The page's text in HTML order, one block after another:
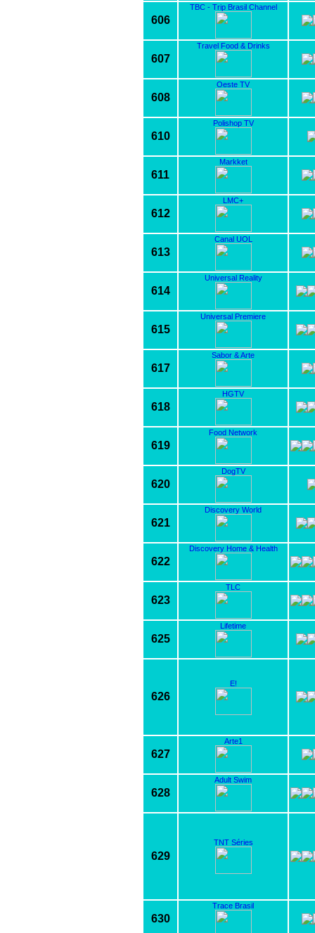
606
TBC - Trip Brasil Channel
607
Travel Food & Drinks
608
Oeste TV
610
Polishop TV
611
Markket
612
LMC+
613
Canal UOL
614
Universal Reality
615
Universal Premiere
617
Sabor & Arte
618
HGTV
619
Food Network
620
DogTV
621
Discovery World
622
Discovery Home & Health
623
TLC
625
Lifetime
626
E!
627
Arte1
628
Adult Swim
629
TNT Séries
630
Trace Brasil